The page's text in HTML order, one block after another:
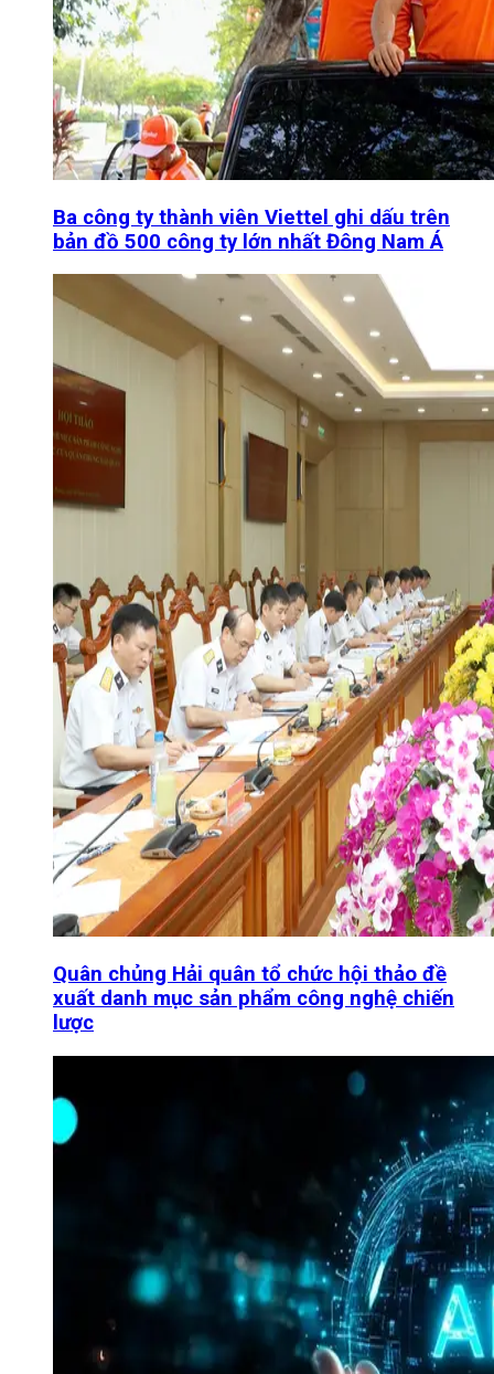
Ba công ty thành viên Viettel ghi dấu trên
bản đồ 500 công ty lớn nhất Đông Nam Á
Quân chủng Hải quân tổ chức hội thảo đề
xuất danh mục sản phẩm công nghệ chiến
lược